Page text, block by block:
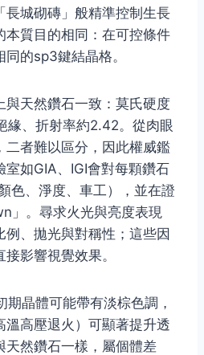
長城砌磚」般精準控制生長
本質目的相同：在可控條件
的sp3鍵結晶格。
與天然鑽石一致：莫氏硬度
緣、折射率約2.42。從肉眼
二者難以區分，因此權威鑑
室如GIA、IGI會對每顆鑽石
色、淨度、車工），並在證
」。尋求火光與亮度表現
、拋光與對稱性；這些因
影響視覺效果。
晶體可能帶有淡棕色調，
溫高壓退火）可顯著提升透
天然鑽石一樣，屬個體差